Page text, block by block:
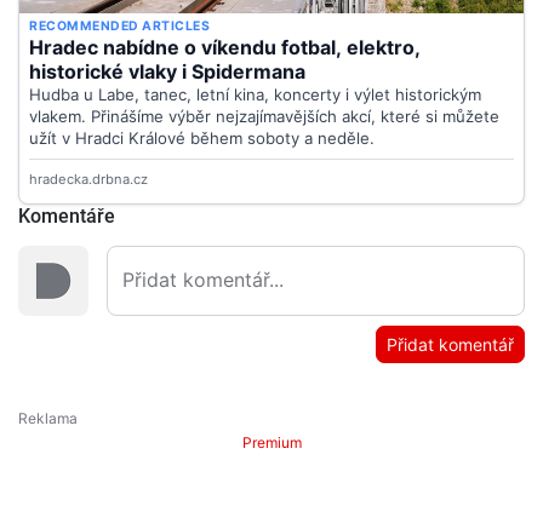
Komentáře
Přidat komentář
Premium